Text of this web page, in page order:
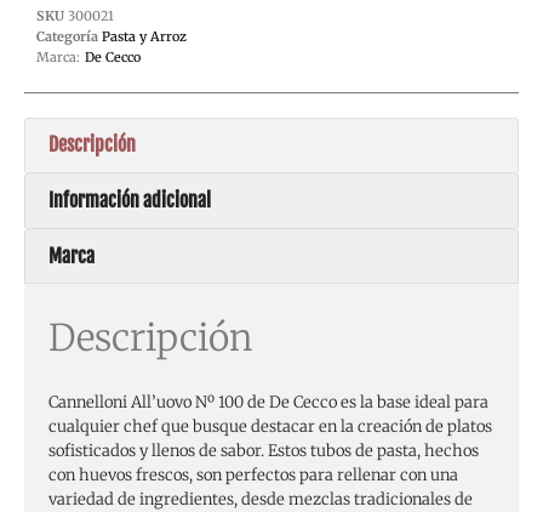
SKU 300021
Categoría Pasta y Arroz
Marca: De Cecco
Descripción
Información adicional
Marca
Descripción
Cannelloni All’uovo Nº 100 de De Cecco es la base ideal para
cualquier chef que busque destacar en la creación de platos
sofisticados y llenos de sabor. Estos tubos de pasta, hechos
con huevos frescos, son perfectos para rellenar con una
variedad de ingredientes, desde mezclas tradicionales de